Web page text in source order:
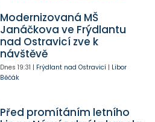
Modernizovaná MŠ
Janáčkova ve Frýdlantu
nad Ostravicí zve k
návštěvě
Dnes 19:31 | Frýdlant nad Ostravicí| Libor
Běčák
Před promítáním letního